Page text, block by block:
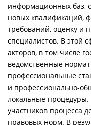
информационных баз,
новых квалификаций,
требований, оценку и
специалистов. В этой
акторов, в том числе
ведомственные
профессиональные
и профессионально-
локальные
участников процесса
правовых норм. В